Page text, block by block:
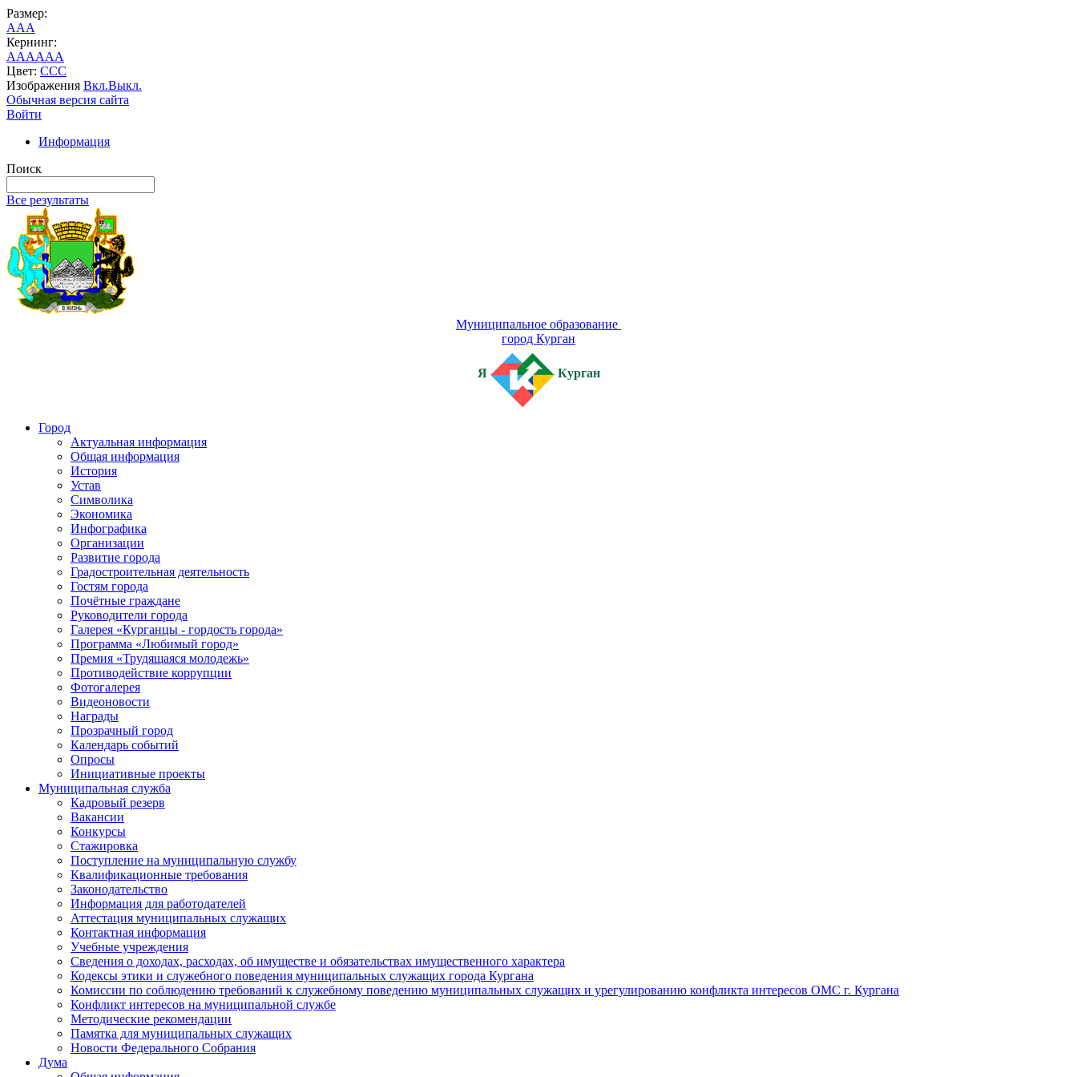
Размер:
AAA
Кернинг:
AAAAAA
Цвет: CCC
Изображения Вкл.Выкл.
Обычная версия сайта
Войти
Информация
Поиск
Все результаты
Муниципальное образование
город Курган
Я Курган
Город
Актуальная информация
Общая информация
История
Устав
Символика
Экономика
Инфографика
Организации
Развитие города
Градостроительная деятельность
Гостям города
Почётные граждане
Руководители города
Галерея «Курганцы - гордость города»
Программа «Любимый город»
Премия «Трудящаяся молодежь»
Противодействие коррупции
Фотогалерея
Видеоновости
Награды
Прозрачный город
Календарь событий
Опросы
Инициативные проекты
Муниципальная служба
Кадровый резерв
Вакансии
Конкурсы
Стажировка
Поступление на муниципальную службу
Квалификационные требования
Законодательство
Информация для работодателей
Аттестация муниципальных служащих
Контактная информация
Учебные учреждения
Сведения о доходах, расходах, об имуществе и обязательствах имущественного характера
Кодексы этики и служебного поведения муниципальных служащих города Кургана
Комиссии по соблюдению требований к служебному поведению муниципальных служащих и урегулированию конфликта интересов ОМС г. Кургана
Конфликт интересов на муниципальной службе
Методические рекомендации
Памятка для муниципальных служащих
Новости Федерального Cобрания
Дума